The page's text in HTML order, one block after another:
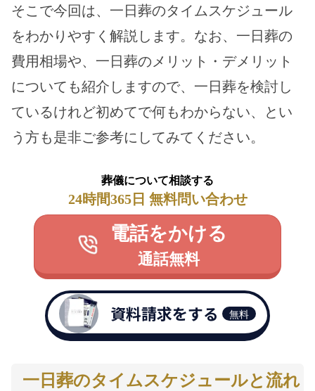
そこで今回は、一日葬のタイムスケジュール
をわかりやすく解説します。なお、一日葬の
費用相場や、一日葬のメリット・デメリット
についても紹介しますので、一日葬を検討し
ているけれど初めてで何もわからない、とい
う方も是非ご参考にしてみてください。
葬儀について相談する
24時間365日 無料問い合わせ
電話をかける
通話無料
資料請求をする 無料
一日葬のタイムスケジュールと流れ